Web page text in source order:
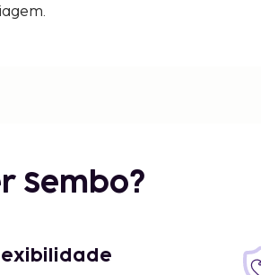
Sembo?